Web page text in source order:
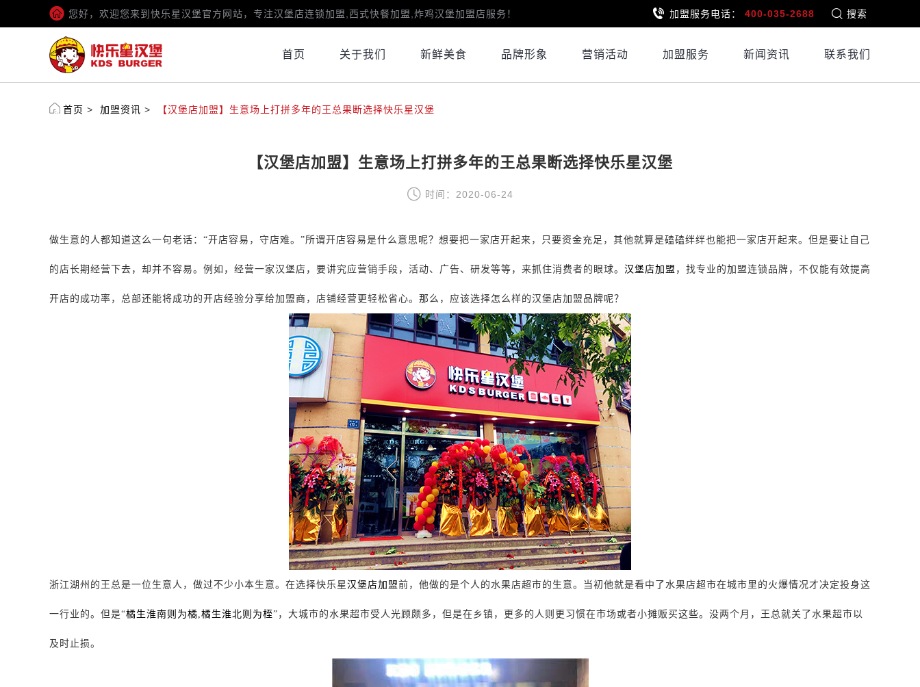
您好，欢迎您来到快乐星汉堡官方网站，专注汉堡店连锁加盟,西式快餐加盟,炸鸡汉堡加盟店服务！ 加盟服务电话： 400-035-2688 搜索
首页 关于我们 新鲜美食 品牌形象 营销活动 加盟服务 新闻资讯 联系我们
首页 > 加盟资讯 > 【汉堡店加盟】生意场上打拼多年的王总果断选择快乐星汉堡
【汉堡店加盟】生意场上打拼多年的王总果断选择快乐星汉堡
时间：2020-06-24
做生意的人都知道这么一句老话： “开店容易，守店难。”所谓开店容易是什么意思呢？想要把一家店开起来，只要资金充足，其他就算是磕磕绊绊也能把一家店开起来。但是要让自己
的店长期经营下去，却并不容易。例如，经营一家汉堡店，要讲究应营销手段，活动、广告、研发等等，来抓住消费者的眼球。 汉堡店加盟 ，找专业的加盟连锁品牌，不仅能有效提高
开店的成功率，总部还能将成功的开店经验分享给加盟商，店铺经营更轻松省心。那么，应该选择怎么样的汉堡店加盟品牌呢？
浙江湖州的王总是一位生意人，做过不少小本生意。在选择快乐星汉堡店加盟前，他做的是个人的水果店超市的生意。当初他就是看中了水果店超市在城市里的火爆情况才决定投身这
一行业的。但是“橘生淮南则为橘,橘生淮北则为桎”，大城市的水果超市受人光顾颇多，但是在乡镇，更多的人则更习惯在市场或者小摊贩买这些。没两个月，王总就关了水果超市以
及时止损。